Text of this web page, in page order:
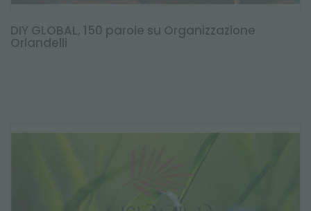
DIY GLOBAL, 150 parole su Organizzazione
Orlandelli